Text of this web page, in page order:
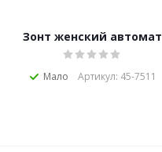
Зонт женский автомат
Мало Артикул: 45-7511